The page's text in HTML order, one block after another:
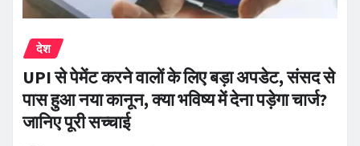
देश
UPI से पेमेंट करने वालों के लिए बड़ा अपडेट, संसद से
पास हुआ नया कानून, क्या भविष्य में देना पड़ेगा चार्ज?
जानिए पूरी सच्चाई